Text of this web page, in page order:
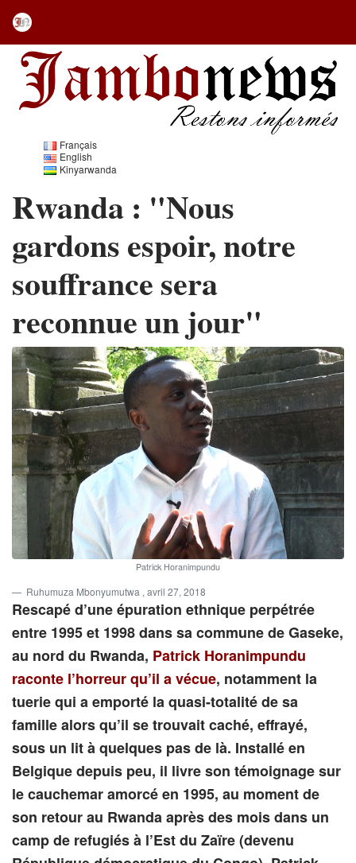
Français
English
Kinyarwanda
Rwanda : "Nous
gardons espoir, notre
souffrance sera
reconnue un jour"
Patrick Horanimpundu
Ruhumuza Mbonyumutwa , avril 27, 2018
Rescapé d’une épuration ethnique perpétrée
entre 1995 et 1998 dans sa commune de Gaseke,
au nord du Rwanda, Patrick Horanimpundu
raconte l’horreur qu’il a vécue, notamment la
tuerie qui a emporté la quasi-totalité de sa
famille alors qu’il se trouvait caché, effrayé,
sous un lit à quelques pas de là. Installé en
Belgique depuis peu, il livre son témoignage sur
le cauchemar amorcé en 1995, au moment de
son retour au Rwanda après des mois dans un
camp de refugiés à l’Est du Zaïre (devenu